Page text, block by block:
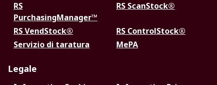
RS
PurchasingManager™
RS ScanStock®
RS VendStock®
RS ControlStock®
Servizio di taratura
MePA
Legale